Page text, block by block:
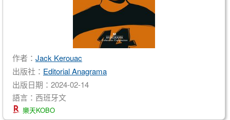
作者： Jack Kerouac
出版社： Editorial Anagrama
出版日期：2024-02-14
語言：西班牙文
樂天KOBO